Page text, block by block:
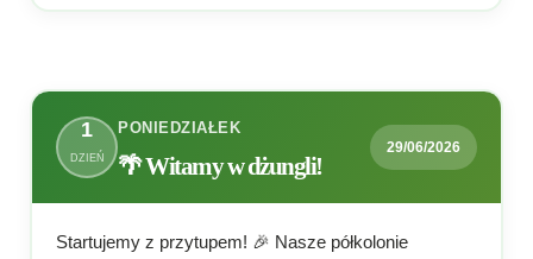
1
DZIEŃ
PONIEDZIAŁEK
🌴 Witamy w dżungli!
29/06/2026
Startujemy z przytupem! 🎉 Nasze półkolonie